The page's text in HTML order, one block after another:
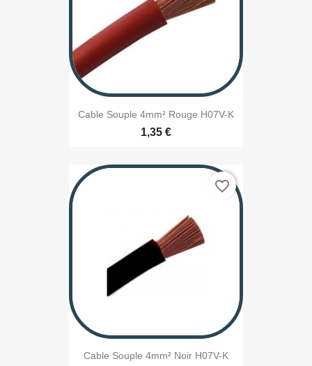
Cable Souple 4mm² Rouge H07V-K
1,35 €
Cable Souple 4mm² Noir H07V-K
favorite_border